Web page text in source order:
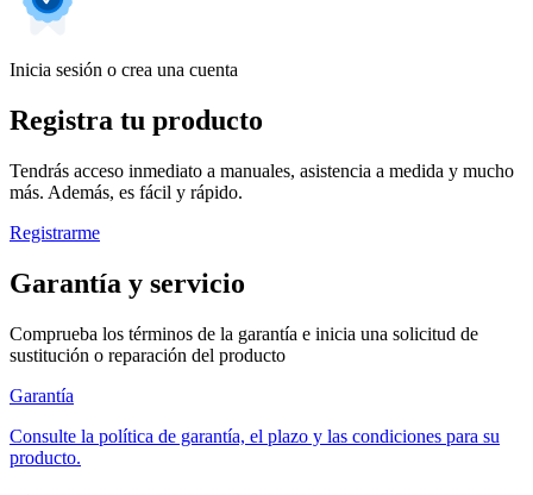
Inicia sesión o crea una cuenta
Registra tu producto
Tendrás acceso inmediato a manuales, asistencia a medida y mucho
más. Además, es fácil y rápido.
Registrarme
Garantía y servicio
Comprueba los términos de la garantía e inicia una solicitud de
sustitución o reparación del producto
Garantía
Consulte la política de garantía, el plazo y las condiciones para su
producto.